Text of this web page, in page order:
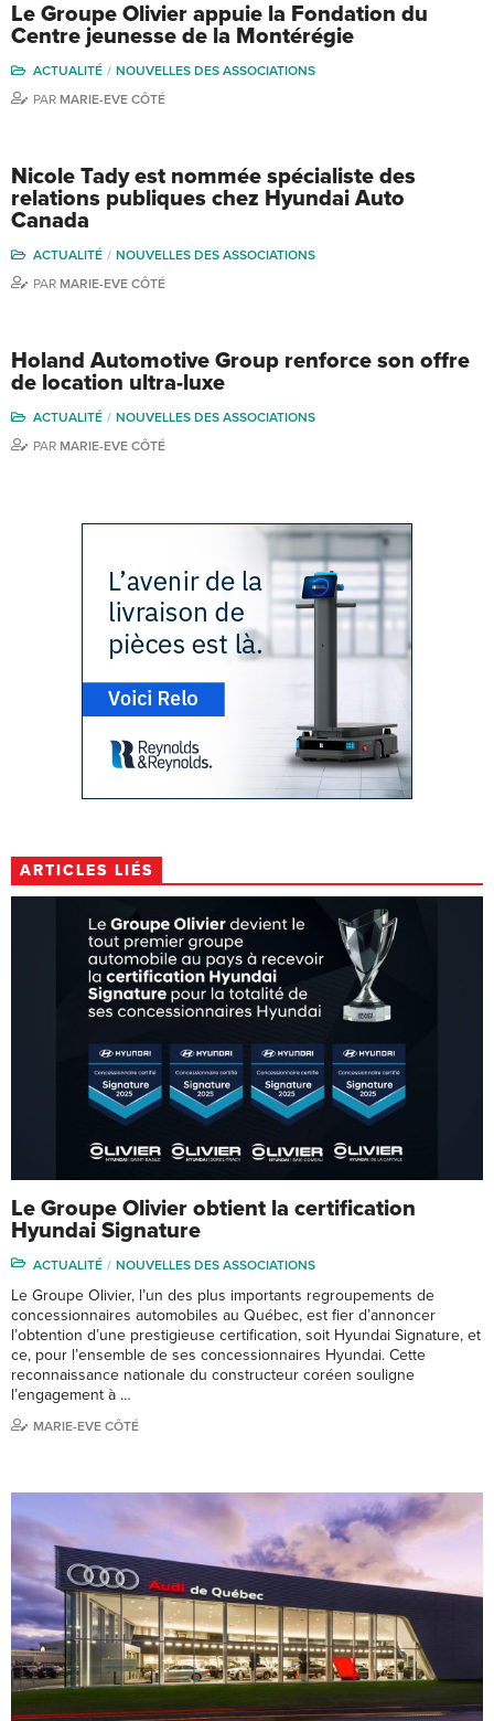
Le Groupe Olivier appuie la Fondation du
Centre jeunesse de la Montérégie
ACTUALITÉ
NOUVELLES DES ASSOCIATIONS
PAR MARIE-EVE CÔTÉ
Nicole Tady est nommée spécialiste des
relations publiques chez Hyundai Auto
Canada
ACTUALITÉ
NOUVELLES DES ASSOCIATIONS
PAR MARIE-EVE CÔTÉ
Holand Automotive Group renforce son offre
de location ultra-luxe
ACTUALITÉ
NOUVELLES DES ASSOCIATIONS
PAR MARIE-EVE CÔTÉ
ARTICLES LIÉS
Le Groupe Olivier obtient la certification
Hyundai Signature
ACTUALITÉ NOUVELLES DES ASSOCIATIONS
Le Groupe Olivier, l’un des plus importants regroupements de
concessionnaires automobiles au Québec, est fier d’annoncer
l’obtention d’une prestigieuse certification, soit Hyundai Signature, et
ce, pour l’ensemble de ses concessionnaires Hyundai. Cette
reconnaissance nationale du constructeur coréen souligne
l’engagement à …
MARIE-EVE CÔTÉ